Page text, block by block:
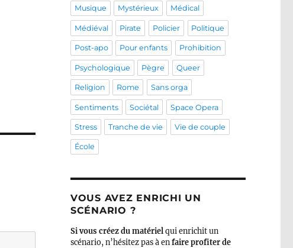
Musique Mystérieux Médical
Médiéval Pirate Policier Politique
Post-apo Pour enfants Prohibition
Psychologique Pègre Queer
Religion Rome Sans orga
Sentiments Sociétal Space Opera
Stress Tranche de vie Vie de couple
École
VOUS AVEZ ENRICHI UN
SCÉNARIO ?
Si vous créez du matérielqui enrichit un
scénario, n’hésitez pas à en faire profiter de